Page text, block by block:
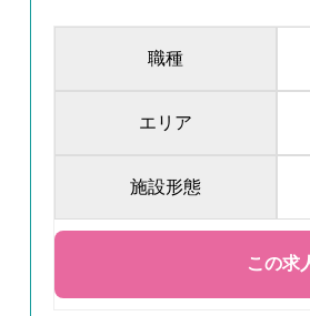
職種
エリア
施設形態